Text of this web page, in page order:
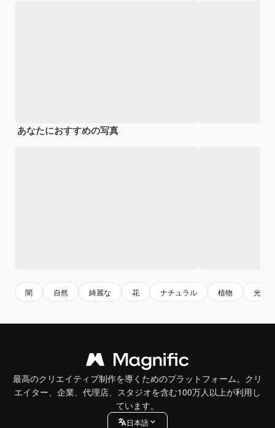
あなたにおすすめの写真
闇 自然 綺麗な 花 ナチュラル 植物 光
最高のクリエイティブ制作を導くためのプラットフォーム。クリ
エイター、企業、代理店、スタジオを含む100万人以上が利用し
ています。
日本語